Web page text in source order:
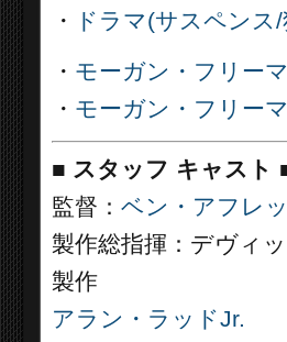
・
ドラマ(サスペンス/
・ モーガン・フリー
・ モーガン・フリー
■ スタッフ キャスト
監督： ベン・アフレ
製作総指揮：デヴィ
製作
アラン・ラッドJr.